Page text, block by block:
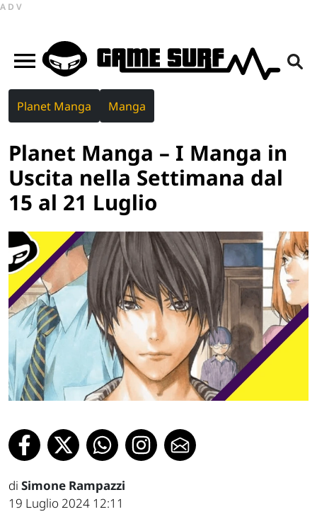
ADV
Planet Manga Manga
Planet Manga – I Manga in
Uscita nella Settimana dal
15 al 21 Luglio
di Simone Rampazzi
19 Luglio 2024 12:11